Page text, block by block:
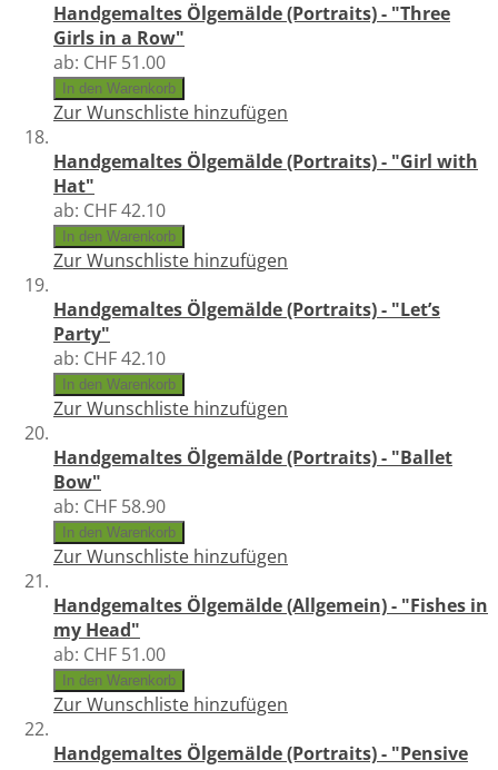
Handgemaltes Ölgemälde (Portraits) - "Three
Girls in a Row"
ab: CHF 51.00
In den Warenkorb
Zur Wunschliste hinzufügen
Handgemaltes Ölgemälde (Portraits) - "Girl with
Hat"
ab: CHF 42.10
In den Warenkorb
Zur Wunschliste hinzufügen
Handgemaltes Ölgemälde (Portraits) - "Let’s
Party"
ab: CHF 42.10
In den Warenkorb
Zur Wunschliste hinzufügen
Handgemaltes Ölgemälde (Portraits) - "Ballet
Bow"
ab: CHF 58.90
In den Warenkorb
Zur Wunschliste hinzufügen
Handgemaltes Ölgemälde (Allgemein) - "Fishes in
my Head"
ab: CHF 51.00
In den Warenkorb
Zur Wunschliste hinzufügen
Handgemaltes Ölgemälde (Portraits) - "Pensive